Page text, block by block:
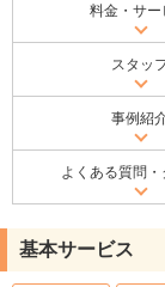
料金・サー
スタッ
事例紹
よくある質問・
基本サービス